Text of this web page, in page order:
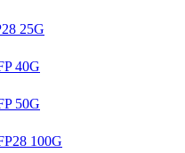
25G
40G
50G
100G